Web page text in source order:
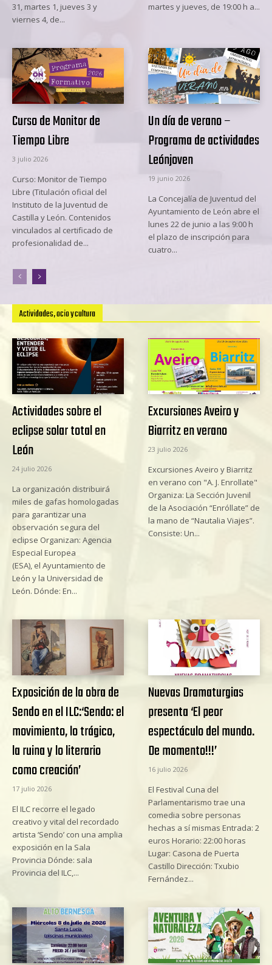
31, martes 1, jueves 3 y
viernes 4, de...
martes y jueves, de 19:00 h a...
Curso de Monitor de
Tiempo Libre
3 julio 2026
Curso: Monitor de Tiempo
Libre (Titulación oficial del
Instituto de la Juventud de
Castilla y León. Contenidos
vinculados al certificado de
profesionalidad de...
Un día de verano –
Programa de actividades
Leónjoven
19 junio 2026
La Concejalía de Juventud del
Ayuntamiento de León abre el
lunes 22 de junio a las 9:00 h
el plazo de inscripción para
cuatro...
Actividades, ocio y cultura
Actividades sobre el
eclipse solar total en
León
24 julio 2026
La organización distribuirá
miles de gafas homologadas
para garantizar una
observación segura del
eclipse Organizan: Agencia
Especial Europea
(ESA), el Ayuntamiento de
León y la Universidad de
León. Dónde: En...
Excursiones Aveiro y
Biarritz en verano
23 julio 2026
Excursiones Aveiro y Biarritz
en verano con "A. J. Enrollate"
Organiza: La Sección Juvenil
de la Asociación “Enróllate” de
la mano de “Nautalia Viajes”.
Consiste: Un...
Exposición de la obra de
Sendo en el ILC:‘Sendo: el
movimiento, lo trágico,
la ruina y lo literario
como creación’
17 julio 2026
El ILC recorre el legado
creativo y vital del recordado
artista ‘Sendo’ con una amplia
exposición en la Sala
Provincia Dónde: sala
Provincia del ILC,...
Nuevas Dramaturgias
presenta ‘El peor
espectáculo del mundo.
De momento!!!’
16 julio 2026
El Festival Cuna del
Parlamentarismo trae una
comedia sobre personas
hechas a sí mismas Entrada: 2
euros Horario: 22:00 horas
Lugar: Casona de Puerta
Castillo Dirección: Txubio
Fernández...